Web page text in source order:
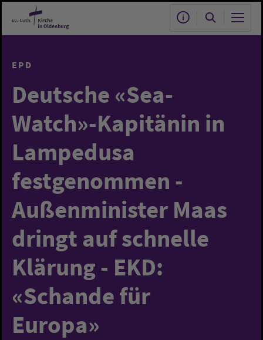
Zum Hauptinhalt springen
EPD
Deutsche «Sea-
Watch»-Kapitänin in
Lampedusa
festgenommen -
Außenminister Maas
dringt auf schnelle
Klärung - EKD:
«Schande für
Europa»